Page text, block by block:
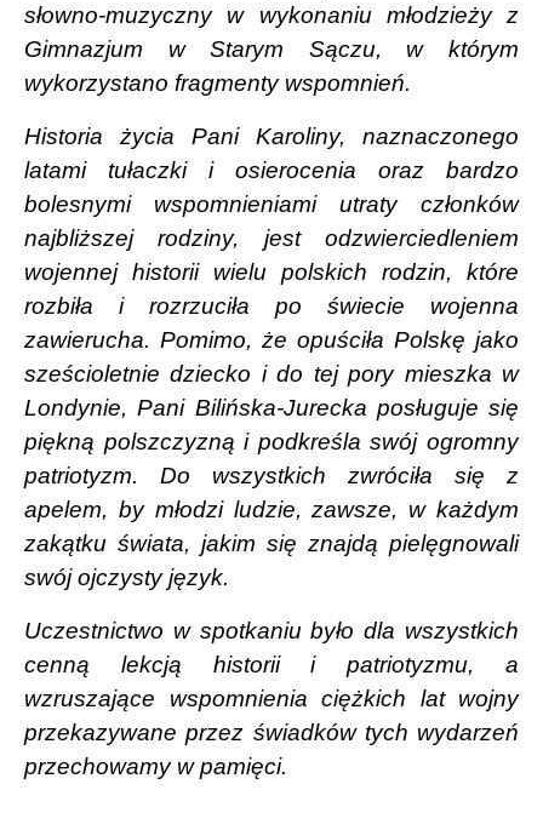
słowno-muzyczny w wykonaniu młodzieży z
Gimnazjum w Starym Sączu, w którym
wykorzystano fragmenty wspomnień.
Historia życia Pani Karoliny, naznaczonego
latami tułaczki i osierocenia oraz bardzo
bolesnymi wspomnieniami utraty członków
najbliższej rodziny, jest odzwierciedleniem
wojennej historii wielu polskich rodzin, które
rozbiła i rozrzuciła po świecie wojenna
zawierucha. Pomimo, że opuściła Polskę jako
sześcioletnie dziecko i do tej pory mieszka w
Londynie, Pani Bilińska-Jurecka posługuje się
piękną polszczyzną i podkreśla swój ogromny
patriotyzm. Do wszystkich zwróciła się z
apelem, by młodzi ludzie, zawsze, w każdym
zakątku świata, jakim się znajdą pielęgnowali
swój ojczysty język.
Uczestnictwo w spotkaniu było dla wszystkich
cenną lekcją historii i patriotyzmu, a
wzruszające wspomnienia ciężkich lat wojny
przekazywane przez świadków tych wydarzeń
przechowamy w pamięci.